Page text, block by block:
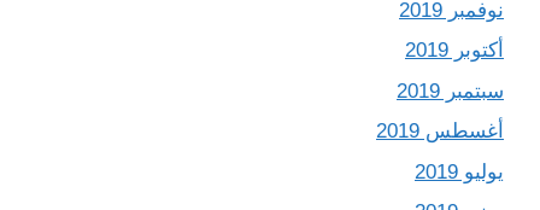
نوفمبر 2019
أكتوبر 2019
سبتمبر 2019
أغسطس 2019
يوليو 2019